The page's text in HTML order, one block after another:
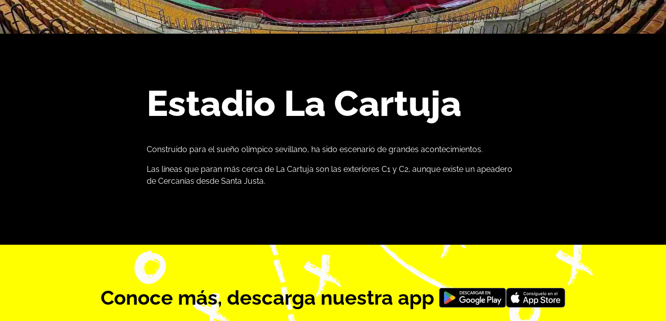
Estadio La Cartuja
Construido para el sueño olímpico sevillano, ha sido escenario de grandes acontecimientos.
Las líneas que paran más cerca de La Cartuja son las exteriores C1 y C2, aunque existe un apeadero
de Cercanías desde Santa Justa.
Conoce más, descarga nuestra app